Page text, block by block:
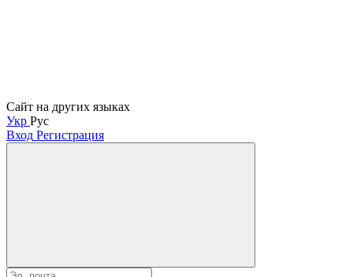
Сайт на других языках
Укр Рус
Вход Регистрация